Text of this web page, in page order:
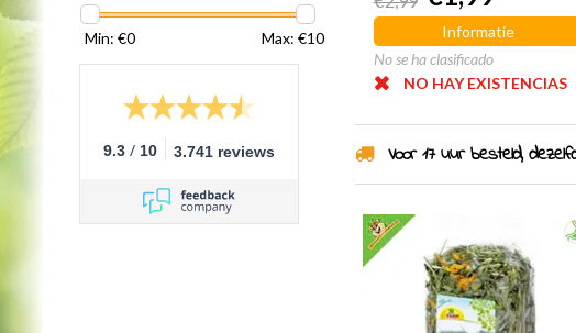
Min: €0 Max: €10
9.3 / 10 3.741 reviews
Informatie
No se ha clasificado
NO HAY EXISTENCIAS
Voor 17 uur besteld, dezelfde